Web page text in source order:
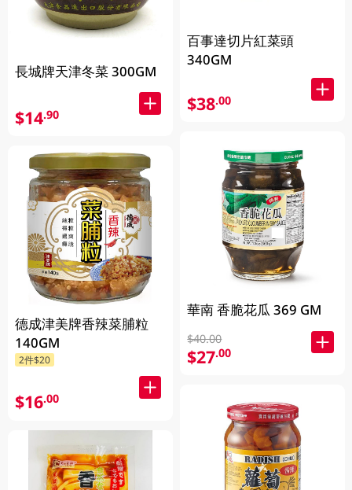
長城牌天津冬菜 300GM
$14.90
德成津美牌香辣菜脯粒
140GM
2件$20
$16.00
百事達切片紅菜頭
340GM
$38.00
華南 香脆花瓜 369 GM
$40.00
$27.00